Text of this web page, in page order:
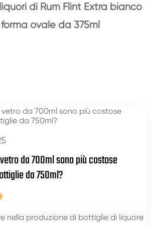
di Rum Flint Extra bianco
ovale da 375ml
da 700ml sono più costose
da 750ml?